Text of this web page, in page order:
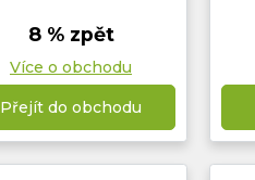
8 % zpět
Více o obchodu
Přejít do obchodu